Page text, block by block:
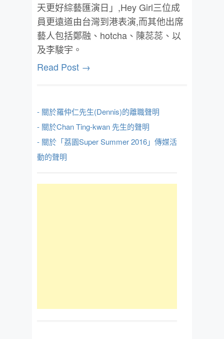
天更好綜藝匯演日」,Hey Girl三位成
員更遠道由台灣到港表演,而其他出席
藝人包括鄭融、hotcha、陳蕊蕊、以
及李駿宇。
Read Post →
- 關於羅仲仁先生(Dennis)的離職聲明
- 關於Chan Ting-kwan 先生的聲明
- 關於「荔園Super Summer 2016」傳媒活
動的聲明